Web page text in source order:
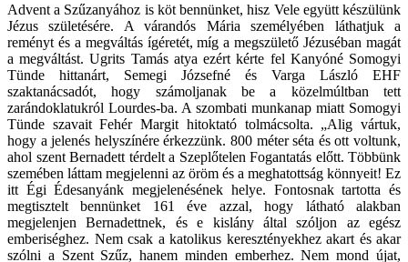
Advent a Szűzanyához is köt bennünket, hisz Vele együtt készülünk
Jézus születésére. A várandós Mária személyében láthatjuk a
reményt és a megváltás ígéretét, míg a megszülető Jézuséban magát
a megváltást. Ugrits Tamás atya ezért kérte fel Kanyóné Somogyi
Tünde hittanárt, Semegi Józsefné és Varga László EHF
szaktanácsadót, hogy számoljanak be a közelmúltban tett
zarándoklatukról Lourdes-ba. A szombati munkanap miatt Somogyi
Tünde szavait Fehér Margit hitoktató tolmácsolta. „Alig vártuk,
hogy a jelenés helyszínére érkezzünk. 800 méter séta és ott voltunk,
ahol szent Bernadett térdelt a Szeplőtelen Fogantatás előtt. Többünk
szemében láttam megjelenni az öröm és a meghatottság könnyeit! Ez
itt Égi Édesanyánk megjelenésének helye. Fontosnak tartotta és
megtisztelt bennünket 161 éve azzal, hogy látható alakban
megjelenjen Bernadettnek, és e kislány által szóljon az egész
emberiséghez. Nem csak a katolikus keresztényekhez akart és akar
szólni a Szent Szűz, hanem minden emberhez. Nem mond újat,